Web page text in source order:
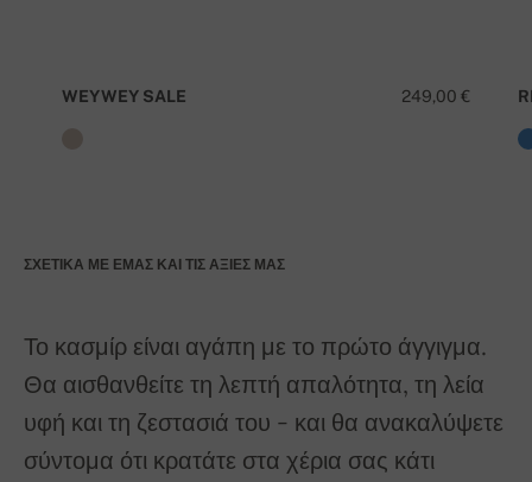
249,00 €
WEYWEY SALE
ΣΧΕΤΙΚΆ ΜΕ ΕΜΆΣ ΚΑΙ ΤΙΣ ΑΞΊΕΣ ΜΑΣ
Το κασμίρ είναι αγάπη με το πρώτο άγγιγμα.
Θα αισθανθείτε τη λεπτή απαλότητα, τη λεία
υφή και τη ζεστασιά του - και θα ανακαλύψετε
σύντομα ότι κρατάτε στα χέρια σας κάτι